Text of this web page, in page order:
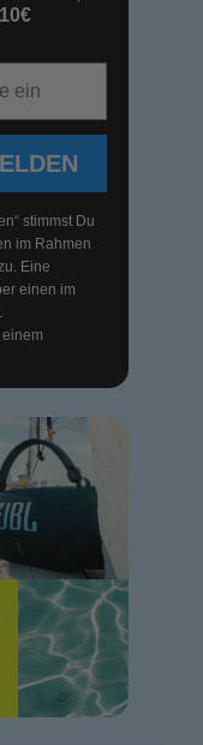
10€
stimmst Du
im Rahmen
Eine
einen im